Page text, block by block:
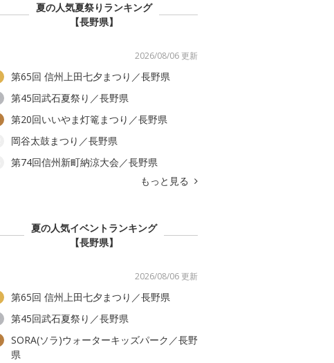
夏の人気夏祭りランキング
【長野県】
2026/08/06 更新
第65回 信州上田七夕まつり／長野県
第45回武石夏祭り／長野県
第20回いいやま灯篭まつり／長野県
岡谷太鼓まつり／長野県
第74回信州新町納涼大会／長野県
もっと見る
夏の人気イベントランキング
【長野県】
2026/08/06 更新
第65回 信州上田七夕まつり／長野県
第45回武石夏祭り／長野県
SORA(ソラ)ウォーターキッズパーク／長野
県